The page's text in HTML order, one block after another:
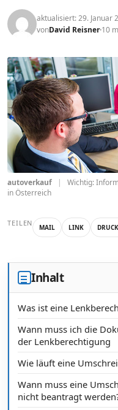
aktualisiert: 29. Januar
vonDavid Reisner 10
autoverkauf |
Wichtig:
in Österreich
TEILEN MAIL LINK
Inhalt
Was ist eine
Wann muss ich die
der Lenkberechtigung
Wie läuft eine
Wann muss eine
nicht beantragt